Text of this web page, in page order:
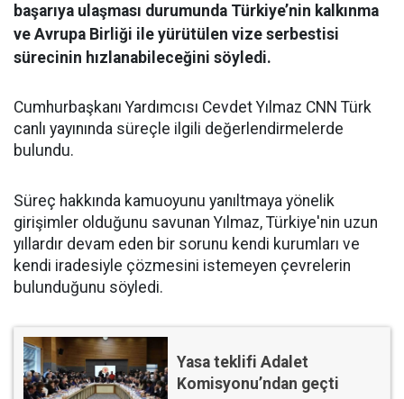
başarıya ulaşması durumunda Türkiye’nin kalkınma
ve Avrupa Birliği ile yürütülen vize serbestisi
sürecinin hızlanabileceğini söyledi.
Cumhurbaşkanı Yardımcısı Cevdet Yılmaz CNN Türk
canlı yayınında süreçle ilgili değerlendirmelerde
bulundu.
Süreç hakkında kamuoyunu yanıltmaya yönelik
girişimler olduğunu savunan Yılmaz, Türkiye'nin uzun
yıllardır devam eden bir sorunu kendi kurumları ve
kendi iradesiyle çözmesini istemeyen çevrelerin
bulunduğunu söyledi.
Yasa teklifi Adalet
Komisyonu’ndan geçti